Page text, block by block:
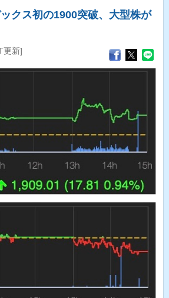
クス初の1900突破、大型株が
更新]